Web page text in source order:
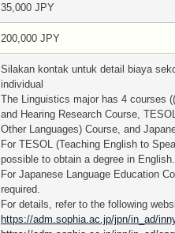
35,000 JPY
200,000 JPY
Silakan kontak untuk detail biaya
individual
The Linguistics major has 4 courses
and Hearing Research Course,
Other Languages) Course, and
For TESOL (Teaching English to
possible to obtain a degree in English.
For Japanese Language Education
required.
For details, refer to the following
https://adm.sophia.ac.jp/jpn/in_ad/